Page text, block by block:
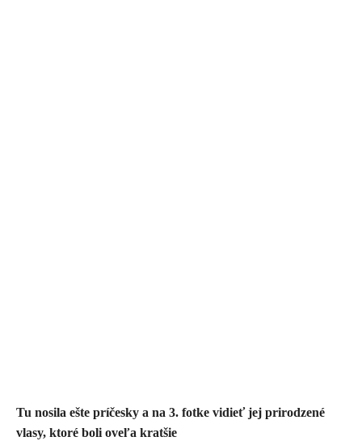
​Tu nosila ešte príčesky a na 3. fotke vidieť jej prirodzené
vlasy, ktoré boli oveľa kratšie